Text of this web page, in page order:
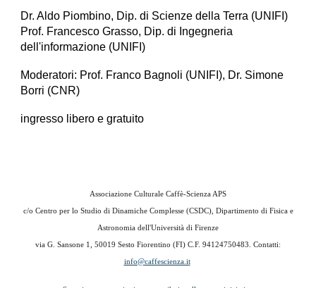
Dr. Aldo Piombino, Dip. di Scienze della Terra (UNIFI)
Prof. Francesco Grasso, Dip. di Ingegneria
dell'informazione (UNIFI)
Moderatori: Prof. Franco Bagnoli (UNIFI), Dr. Simone
Borri (CNR)
ingresso libero e gratuito
Associazione Culturale Caffè-Scienza APS
c/o Centro per lo Studio di Dinamiche Complesse (CSDC), Dipartimento di Fisica e
Astronomia dell'Università di Firenze
via G. Sansone 1, 50019 Sesto Fiorentino (FI) C.F. 94124750483 . Contatti:
info@caffescienza.it